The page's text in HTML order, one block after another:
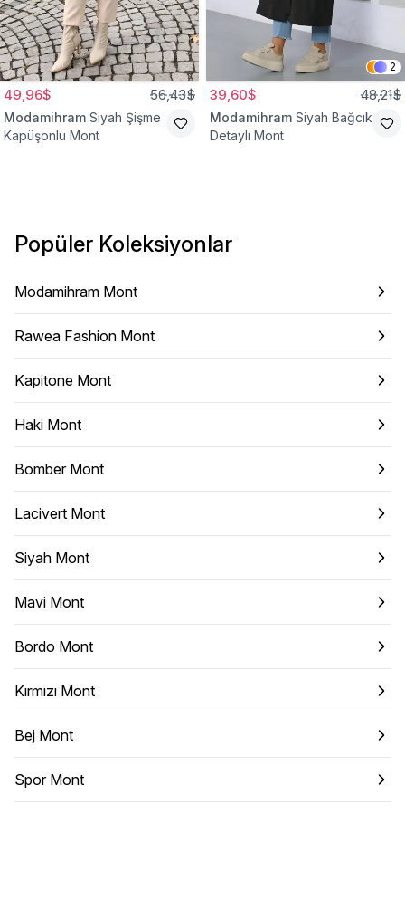
49,96$ 56,43$
Modamihram Siyah Şişme
Kapüşonlu Mont
2
39,60$ 48,21$
Modamihram Siyah Bağcık
Detaylı Mont
Popüler Koleksiyonlar
Modamihram Mont
Rawea Fashion Mont
Kapitone Mont
Haki Mont
Bomber Mont
Lacivert Mont
Siyah Mont
Mavi Mont
Bordo Mont
Kırmızı Mont
Bej Mont
Spor Mont